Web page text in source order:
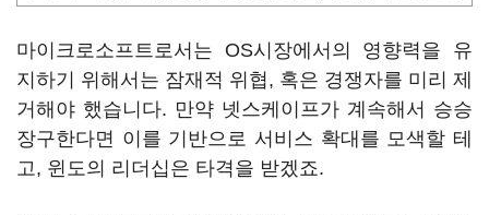
마이크로소프트로서는 OS시장에서의 영향력을 유
지하기 위해서는 잠재적 위협, 혹은 경쟁자를 미리 제
거해야 했습니다. 만약 넷스케이프가 계속해서 승승
장구한다면 이를 기반으로 서비스 확대를 모색할 테
고, 윈도의 리더십은 타격을 받겠죠.